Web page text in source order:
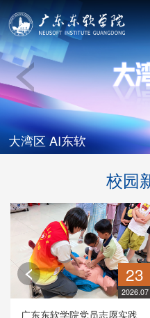
TOPCARES应用型人才
大湾区 AI东软
录取查询
学IT 赢好岗 大湾区 选东
师者——李华天教授
TOPCARES应用型人才
大湾区 AI东软
校园
23
2026.07
广东东软学院党员志愿实践